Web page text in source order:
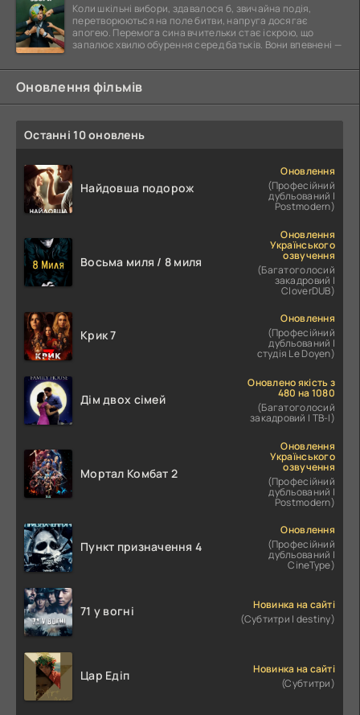
Коли шкільні вибори, здавалося б, звичайна подія,
перетворюються на поле битви, напруга досягає
апогею. Перемога сина вчительки стає іскрою, що
запалює хвилю обурення серед батьків. Вони впевнені —
Оновлення фільмів
Останні 10 оновлень
Найдовша подорож
Оновлення
(Професійний
дубльований |
Postmodern)
Восьма миля / 8 миля
Оновлення
Українського
озвучення
(Багатоголосий
закадровий |
CloverDUB)
Крик 7
Оновлення
(Професійний
дубльований |
студія Le Doyen)
Дім двох сімей
Оновлено якість з
480 на 1080
(Багатоголосий
закадровий | ТВ-І)
Мортал Комбат 2
Оновлення
Українського
озвучення
(Професійний
дубльований |
Postmodern)
Пункт призначення 4
Оновлення
(Професійний
дубльований |
CineType)
71 у вогні
Новинка на сайті
(Субтитри | destiny)
Цар Едіп
Новинка на сайті
(Субтитри)